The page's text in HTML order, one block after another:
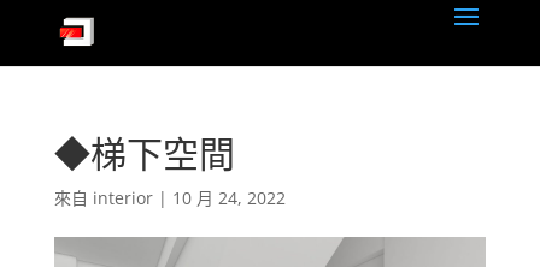
◆梯下空間
來自 interior| 10 月 24, 2022